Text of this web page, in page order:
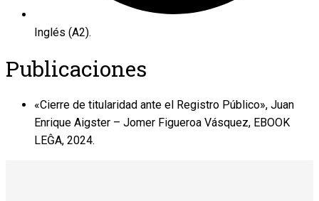
Inglés (A2).
Publicaciones
«Cierre de titularidad ante el Registro Público», Juan
Enrique Aigster – Jomer Figueroa Vásquez, EBOOK
LEĜA, 2024.